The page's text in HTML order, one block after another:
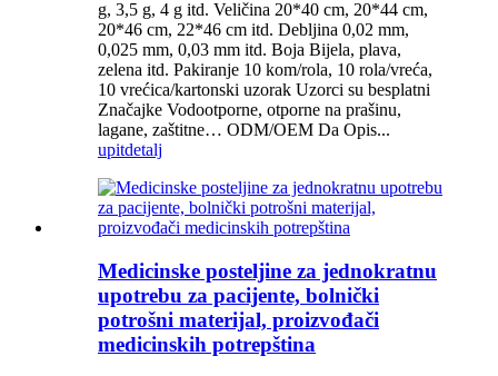
g, 3,5 g, 4 g itd. Veličina 20*40 cm, 20*44 cm,
20*46 cm, 22*46 cm itd. Debljina 0,02 mm,
0,025 mm, 0,03 mm itd. Boja Bijela, plava,
zelena itd. Pakiranje 10 kom/rola, 10 rola/vreća,
10 vrećica/kartonski uzorak Uzorci su besplatni
Značajke Vodootporne, otporne na prašinu,
lagane, zaštitne… ODM/OEM Da Opis...
upitdetalj
Medicinske posteljine za jednokratnu
upotrebu za pacijente, bolnički
potrošni materijal, proizvođači
medicinskih potrepština